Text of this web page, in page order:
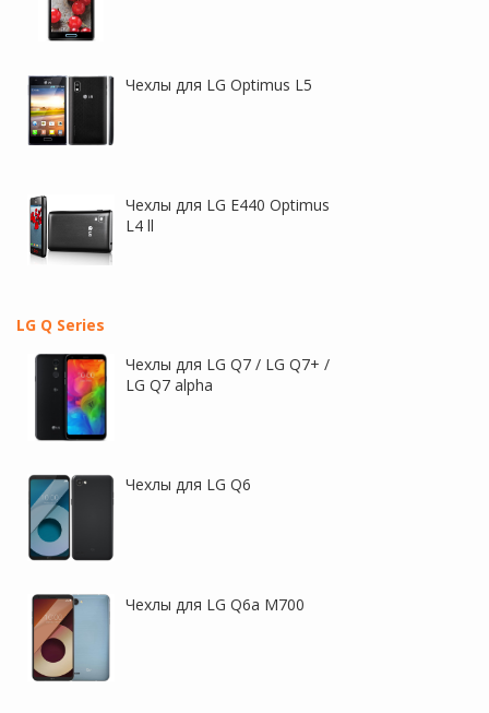
Чехлы для LG Optimus L5
Чехлы для LG E440 Optimus
L4 ll
LG Q Series
Чехлы для LG Q7 / LG Q7+ /
LG Q7 alpha
Чехлы для LG Q6
Чехлы для LG Q6a M700